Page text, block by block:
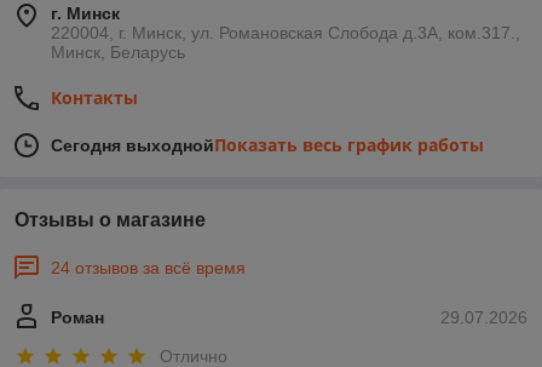
г. Минск
220004, г. Минск, ул. Романовская Слобода д.3А, ком.317.,
Минск, Беларусь
Контакты
Сегодня выходнойПоказать весь график работы
Отзывы о магазине
24 отзывов за всё время
29.07.2026
Роман
Отлично